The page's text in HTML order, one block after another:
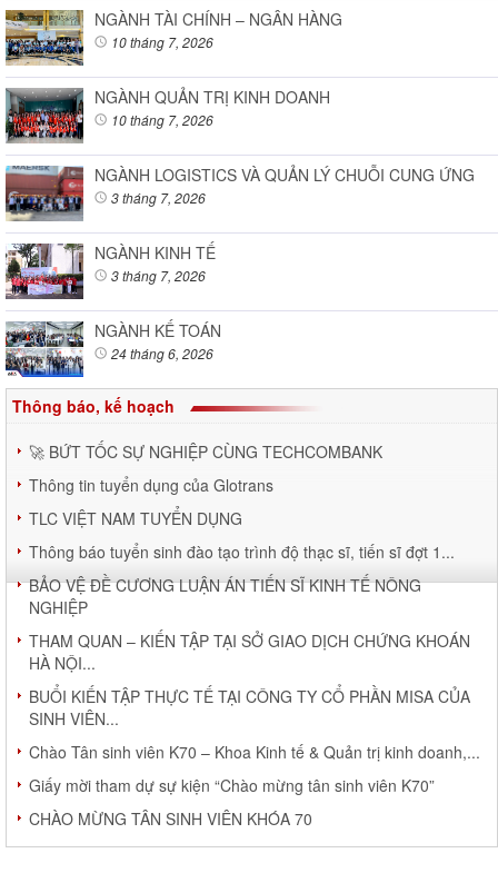
NGÀNH TÀI CHÍNH – NGÂN HÀNG
10 tháng 7, 2026
NGÀNH QUẢN TRỊ KINH DOANH
10 tháng 7, 2026
NGÀNH LOGISTICS VÀ QUẢN LÝ CHUỖI CUNG ỨNG
3 tháng 7, 2026
NGÀNH KINH TẾ
3 tháng 7, 2026
NGÀNH KẾ TOÁN
24 tháng 6, 2026
Thông báo, kế hoạch
🚀 BỨT TỐC SỰ NGHIỆP CÙNG TECHCOMBANK
Thông tin tuyển dụng của Glotrans
TLC VIỆT NAM TUYỂN DỤNG
Thông báo tuyển sinh đào tạo trình độ thạc sĩ, tiến sĩ đợt 1...
BẢO VỆ ĐỀ CƯƠNG LUẬN ÁN TIẾN SĨ KINH TẾ NÔNG
NGHIỆP
THAM QUAN – KIẾN TẬP TẠI SỞ GIAO DỊCH CHỨNG KHOÁN
HÀ NỘI...
BUỔI KIẾN TẬP THỰC TẾ TẠI CÔNG TY CỔ PHẦN MISA CỦA
SINH VIÊN...
Chào Tân sinh viên K70 – Khoa Kinh tế & Quản trị kinh doanh,...
Giấy mời tham dự sự kiện “Chào mừng tân sinh viên K70”
CHÀO MỪNG TÂN SINH VIÊN KHÓA 70